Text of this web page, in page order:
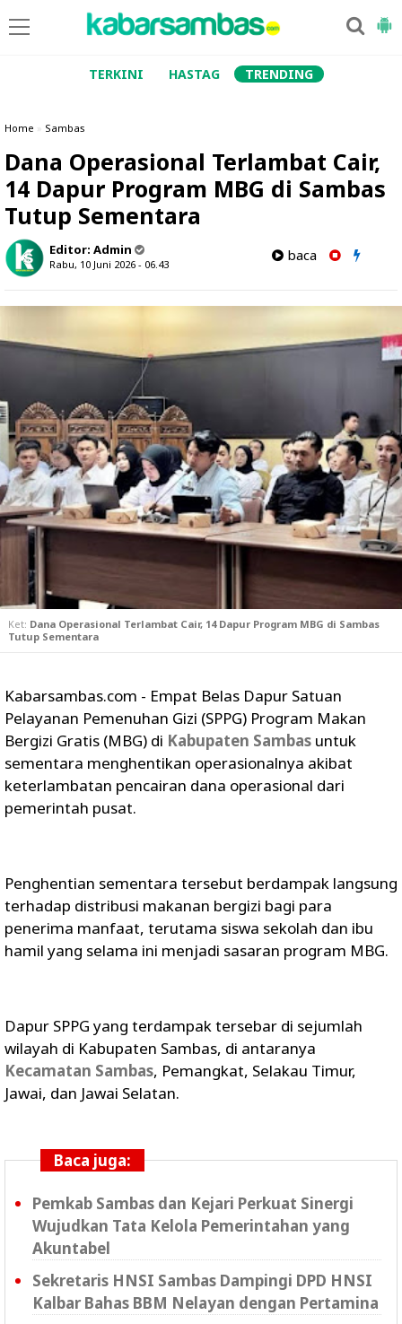
TERKINI HASTAG TRENDING
Home » Sambas
Dana Operasional Terlambat Cair,
14 Dapur Program MBG di Sambas
Tutup Sementara
Editor: Admin
Rabu, 10 Juni 2026 - 06.43
baca
Ket: Dana Operasional Terlambat Cair, 14 Dapur Program MBG di Sambas
Tutup Sementara
Kabarsambas.com - Empat Belas Dapur Satuan
Pelayanan Pemenuhan Gizi (SPPG) Program Makan
Bergizi Gratis (MBG) di Kabupaten Sambas untuk
sementara menghentikan operasionalnya akibat
keterlambatan pencairan dana operasional dari
pemerintah pusat.
Penghentian sementara tersebut berdampak langsung
terhadap distribusi makanan bergizi bagi para
penerima manfaat, terutama siswa sekolah dan ibu
hamil yang selama ini menjadi sasaran program MBG.
Dapur SPPG yang terdampak tersebar di sejumlah
wilayah di Kabupaten Sambas, di antaranya
Kecamatan Sambas, Pemangkat, Selakau Timur,
Jawai, dan Jawai Selatan.
Baca juga:
Pemkab Sambas dan Kejari Perkuat Sinergi
Wujudkan Tata Kelola Pemerintahan yang
Akuntabel
Sekretaris HNSI Sambas Dampingi DPD HNSI
Kalbar Bahas BBM Nelayan dengan Pertamina